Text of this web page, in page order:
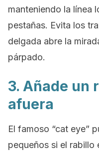
manteniendo la línea
pestañas. Evita los
delgada abre la
párpado.
3. Añade un
afuera
El famoso “cat eye”
pequeños si el